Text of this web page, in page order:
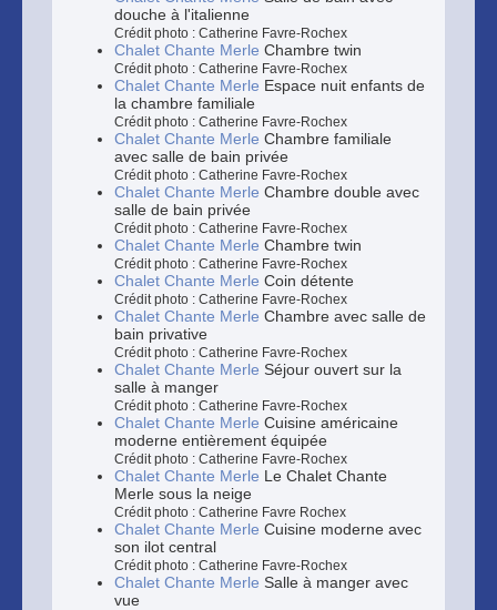
douche à l'italienne
Crédit photo : Catherine Favre-Rochex
Chalet Chante Merle Chambre twin
Crédit photo : Catherine Favre-Rochex
Chalet Chante Merle Espace nuit enfants de
la chambre familiale
Crédit photo : Catherine Favre-Rochex
Chalet Chante Merle Chambre familiale
avec salle de bain privée
Crédit photo : Catherine Favre-Rochex
Chalet Chante Merle Chambre double avec
salle de bain privée
Crédit photo : Catherine Favre-Rochex
Chalet Chante Merle Chambre twin
Crédit photo : Catherine Favre-Rochex
Chalet Chante Merle Coin détente
Crédit photo : Catherine Favre-Rochex
Chalet Chante Merle Chambre avec salle de
bain privative
Crédit photo : Catherine Favre-Rochex
Chalet Chante Merle Séjour ouvert sur la
salle à manger
Crédit photo : Catherine Favre-Rochex
Chalet Chante Merle Cuisine américaine
moderne entièrement équipée
Crédit photo : Catherine Favre-Rochex
Chalet Chante Merle Le Chalet Chante
Merle sous la neige
Crédit photo : Catherine Favre Rochex
Chalet Chante Merle Cuisine moderne avec
son ilot central
Crédit photo : Catherine Favre-Rochex
Chalet Chante Merle Salle à manger avec
vue